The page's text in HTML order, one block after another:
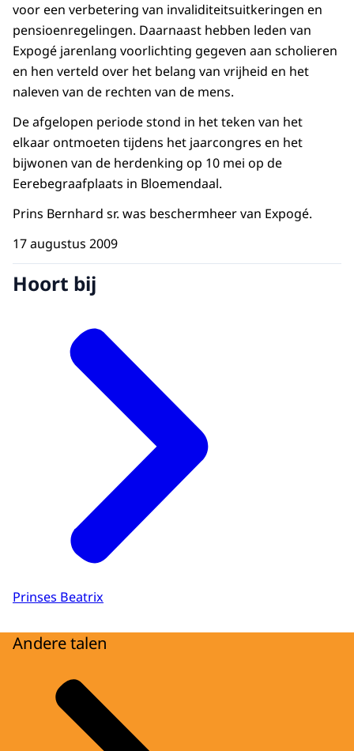
voor een verbetering van invaliditeitsuitkeringen en
pensioenregelingen. Daarnaast hebben leden van
Expogé jarenlang voorlichting gegeven aan scholieren
en hen verteld over het belang van vrijheid en het
naleven van de rechten van de mens.
De afgelopen periode stond in het teken van het
elkaar ontmoeten tijdens het jaarcongres en het
bijwonen van de herdenking op 10 mei op de
Eerebegraafplaats in Bloemendaal.
Prins Bernhard sr. was beschermheer van Expogé.
17 augustus 2009
Hoort bij
Prinses Beatrix
Andere talen